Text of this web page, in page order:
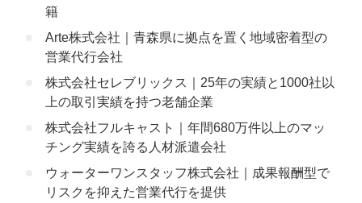
営業代行を利用する3つのメリット
営業活動に使っていたリソースを確保できる
営業担当者の確保・育成のコストを削減できる
外部の専門的なノウハウを活用できる
営業代行を利用する2つのデメリット
自社内に営業ノウハウが蓄積されない
籍
Arte株式会社｜青森県に拠点を置く地域密着型の
営業代行会社
株式会社セレブリックス｜25年の実績と1000社以
上の取引実績を持つ老舗企業
株式会社フルキャスト｜年間680万件以上のマッ
チング実績を誇る人材派遣会社
ウォーターワンスタッフ株式会社｜成果報酬型で
リスクを抑えた営業代行を提供